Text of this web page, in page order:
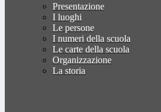
Presentazione
I luoghi
Le persone
I numeri della scuola
Le carte della scuola
Organizzazione
La storia